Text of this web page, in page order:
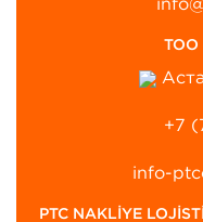
ТОО
+7
info-
PTC NAKLİYE